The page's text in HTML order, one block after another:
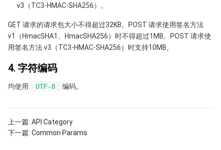
地域管理系统
配额中心
云压测
费用中心
认证信息
政策与规范
腾讯云培训认证
v3（TC3-HMAC-SHA256）。
GET 请求的请求包大小不得超过32KB。POST 请求使用签名方法
v1（HmacSHA1、HmacSHA256）时不得超过1MB。POST 请求使
用签名方法 v3（TC3-HMAC-SHA256）时支持10MB。
4. 字符编码
均使用 UTF-8 编码。
上一篇: API Category
下一篇: Common Params